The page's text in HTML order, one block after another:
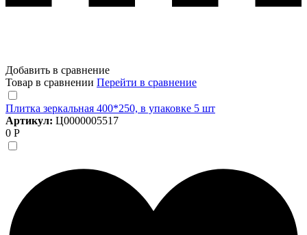
Добавить в сравнение
Товар в сравнении Перейти в сравнение
Плитка зеркальная 400*250, в упаковке 5 шт
Артикул: Ц0000005517
0 Р